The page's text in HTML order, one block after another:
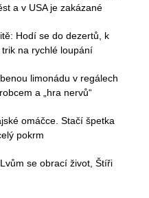
a v USA je zakázané
Hodí se do dezertů, k
na rychlé loupání
limonádu v regálech
a „hra nervů“
omáčce. Stačí špetka
pokrm
se obrací život, Štíři